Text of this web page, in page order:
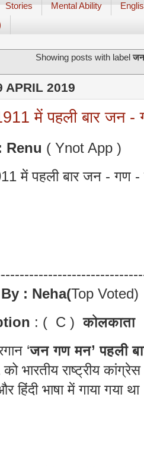
Stories Mental Ability
Showing posts with label
APRIL 2019
में पहली बार जन -
Renu ( Ynot App )
में पहली बार जन - गण -
: Neha(Top Voted)
: ( C )कोलकाता
‘जन गण मन’ पहली
को भारतीय राष्ट्रीय
हिंदी भाषा में गाया गया